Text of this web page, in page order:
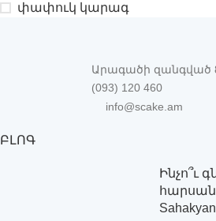
փափուկ կարագ
Արագածի զանգված
(093) 120 460
info@scake.am
ԲԼՈԳ
Ինչո՞ւ